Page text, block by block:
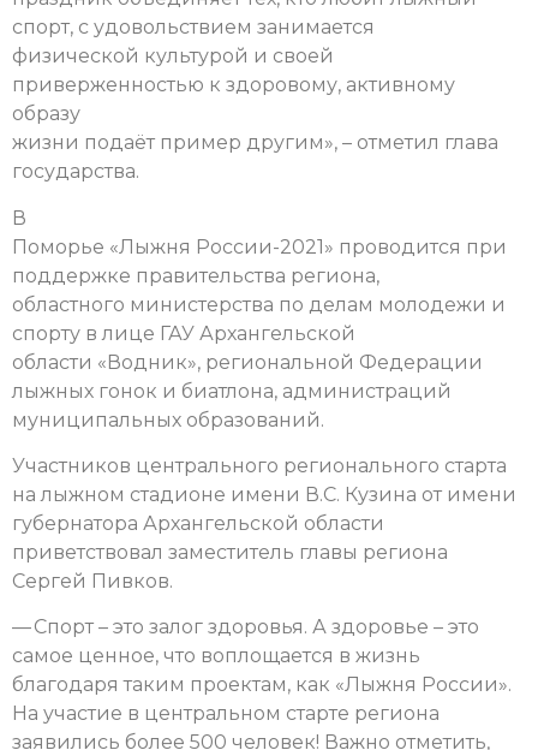
спорт, с удовольствием занимается
физической культурой и своей
приверженностью к здоровому, активному
образу
жизни подаёт пример другим», – отметил глава
государства.
В
Поморье «Лыжня России-2021» проводится при
поддержке правительства региона,
областного министерства по делам молодежи и
спорту в лице ГАУ Архангельской
области «Водник», региональной Федерации
лыжных гонок и биатлона, администраций
муниципальных образований.
Участников центрального регионального старта
на лыжном стадионе имени В.С. Кузина от имени
губернатора Архангельской области
приветствовал заместитель главы региона
Сергей Пивков.
— Спорт – это залог здоровья. А здоровье – это
самое ценное, что воплощается в жизнь
благодаря таким проектам, как «Лыжня России».
На участие в центральном старте региона
заявились более 500 человек! Важно отметить,